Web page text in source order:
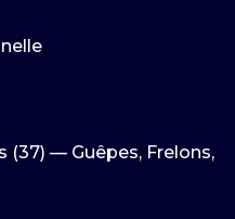
(37) — Guêpes, Frelons,